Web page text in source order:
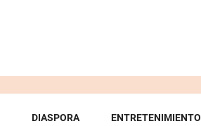
DIASPORA ENTRETENIMIENTO